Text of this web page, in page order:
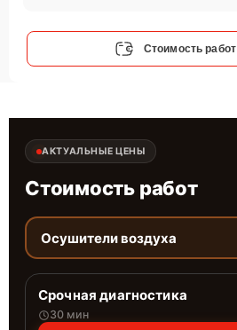
Стоимость работ
АКТУАЛЬНЫЕ ЦЕНЫ
Стоимость работ
Осушители воздуха
Срочная диагностика
30 мин